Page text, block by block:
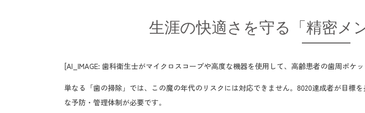
生涯の快適さを守る「精密メ
[AI_IMAGE: 歯科衛生士がマイクロスコープや高度な機器を使用して、高齢患者の歯周ポケ
単なる「歯の掃除」では、この魔の年代のリスクには対応できません。8020達成者が目標
な予防・管理体制が必要です。